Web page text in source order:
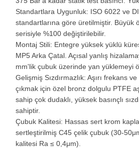
Standartlara Uygunluk: ISO 6022 ve
standartlarına göre üretilmiştir. Büyük
serisiyle %100 değiştirilebilir.
Montaj Stili: Entegre yüksek yüklü
MP5 Arka Çatal. Açısal yanlış
mm'lik çubuk üzerinde yan yüklemeyi
Gelişmiş Sızdırmazlık: Aşırı frekans
çıkmak için özel bronz dolgulu PTFE
sahip çok dudaklı, yüksek basınçlı
sahiptir.
Çubuk Kalitesi: Hassas sert krom
sertleştirilmiş C45 çelik çubuk (30-
kalitesi Ra ≤ 0,4μm).